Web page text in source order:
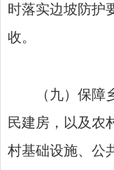
时落实边坡防护
收。
（九）保障乡
民建房，以及农
村基础设施、公